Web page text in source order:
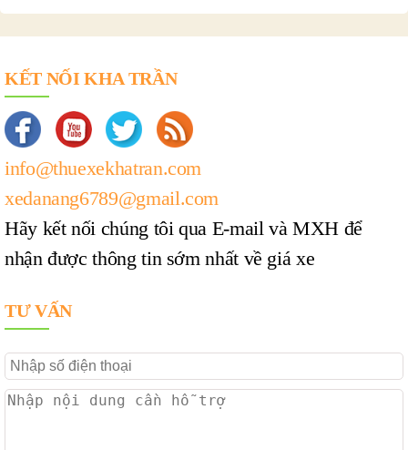
KẾT NỐI KHA TRẦN
info@thuexekhatran.com
xedanang6789@gmail.com
Hãy kết nối chúng tôi qua E-mail và MXH để
nhận được thông tin sớm nhất về giá xe
TƯ VẤN